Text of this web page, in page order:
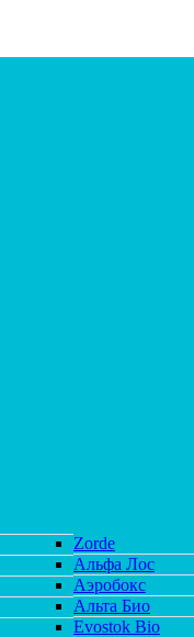
Zorde
Альфа Лос
Аэробокс
Альта Био
Evostok Bio